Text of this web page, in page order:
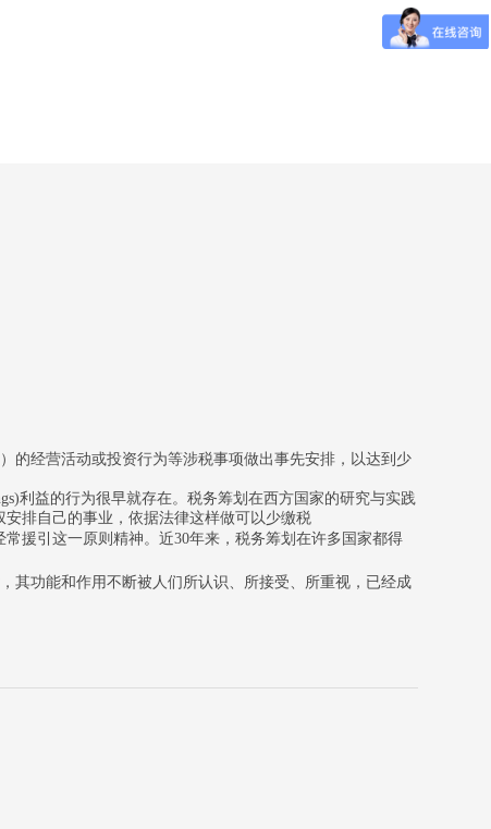
的经营活动或投资行为等涉税事项做出事先安排，以达到少
利益的行为很早就存在。税务筹划在西方国家的研究与实践
排自己的事业，依据法律这样做可以少缴税
援引这一原则精神。近30年来，税务筹划在许多国家都得
其功能和作用不断被人们所认识、所接受、所重视，已经成